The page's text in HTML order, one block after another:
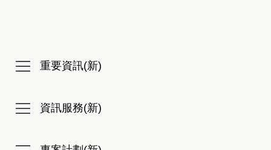
重要資訊(新)
資訊服務(新)